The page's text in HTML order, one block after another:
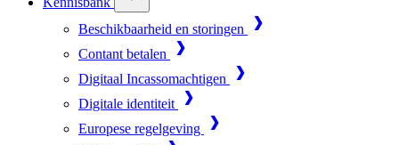
Beschikbaarheid en storingen
Contant betalen
Digitaal Incassomachtigen
Digitale identiteit
Europese regelgeving